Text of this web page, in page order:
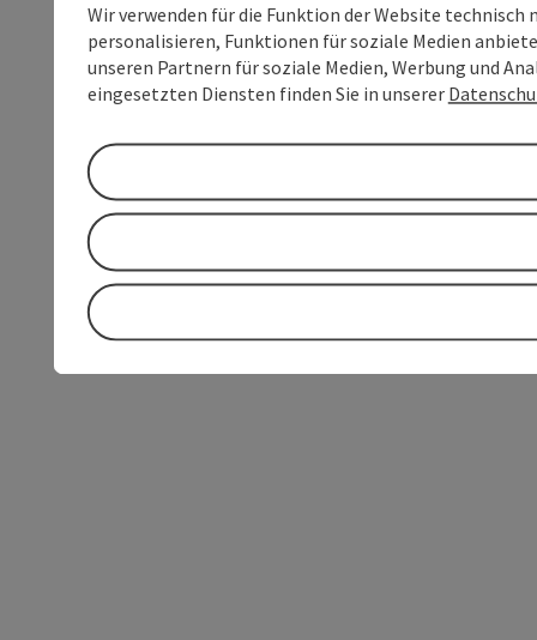
Wir verwenden für die Funktion der Website
personalisieren, Funktionen für soziale Medien
unseren Partnern für soziale Medien, Werbung und
eingesetzten Diensten finden Sie in unserer